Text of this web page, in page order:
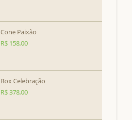
Cone Paixão
R$ 158,00
Box Celebração
R$378,00